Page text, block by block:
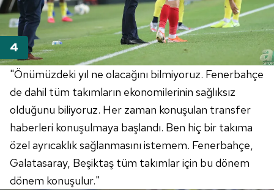
"Önümüzdeki yıl ne olacağını bilmiyoruz. Fenerbahçe
de dahil tüm takımların ekonomilerinin sağlıksız
olduğunu biliyoruz. Her zaman konuşulan transfer
haberleri konuşulmaya başlandı. Ben hiç bir takıma
özel ayrıcaklık sağlanmasını istemem. Fenerbahçe,
Galatasaray, Beşiktaş tüm takımlar için bu dönem
dönem konuşulur."